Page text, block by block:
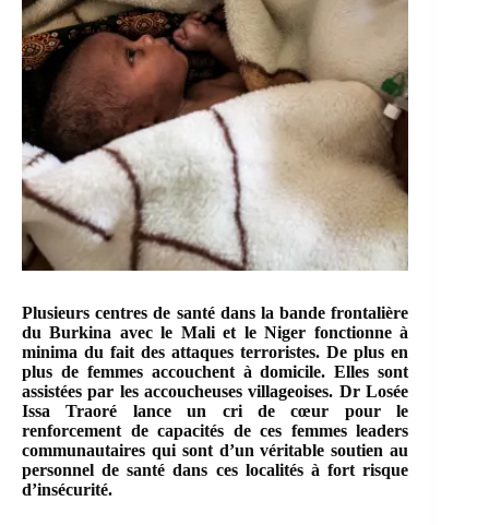
Plusieurs centres de santé dans la bande frontalière
du Burkina avec le Mali et le Niger fonctionne à
minima du fait des attaques terroristes. De plus en
plus de femmes accouchent à domicile. Elles sont
assistées par les accoucheuses villageoises. Dr Losée
Issa Traoré lance un cri de cœur pour le
renforcement de capacités de ces femmes leaders
communautaires qui sont d’un véritable soutien au
personnel de santé dans ces localités à fort risque
d’insécurité.